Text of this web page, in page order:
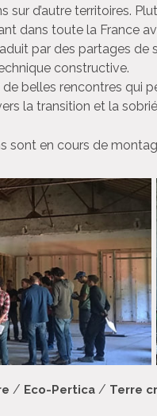
sur d’autre territoires.
dans toute la France
par des partages
constructive.
belles rencontres qui
la transition et la
sont en cours de
/ Eco-Pertica / Terre